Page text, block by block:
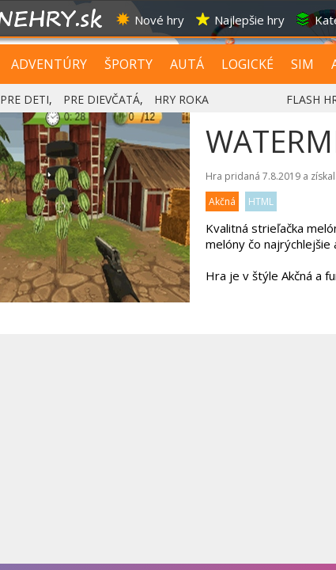
Nové hry Najlepšie hry
ADVENTÚRY ŠPORTY AUTÁ LOGICKÉ SIM
PRE DETI, PRE DIEVČATÁ, HRY ROKA FLASH
Hra pridaná 7.8.2019 a
Akčná
HTML
Kvalitná strieľačka
melóny čo najrýchlejšie
Hra je v štýle Akčná a